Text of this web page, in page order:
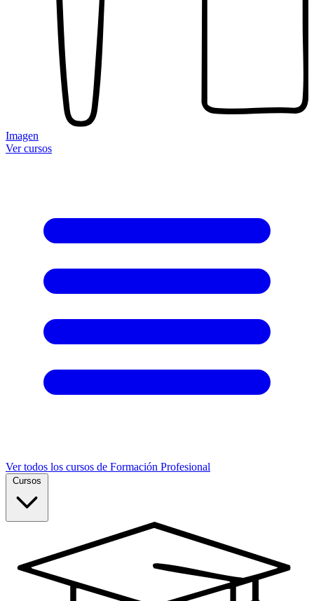
Imagen
Ver cursos
Ver todos los cursos de Formación Profesional
Cursos